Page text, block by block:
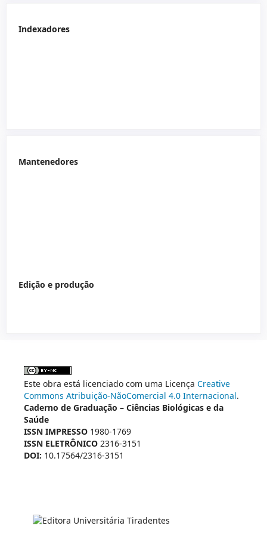
Indexadores
Mantenedores
Edição e produção
Este obra está licenciado com uma Licença Creative
Commons Atribuição-NãoComercial 4.0 Internacional.
Caderno de Graduação – Ciências Biológicas e da
Saúde
ISSN IMPRESSO 1980-1769
ISSN ELETRÔNICO 2316-3151
DOI: 10.17564/2316-3151